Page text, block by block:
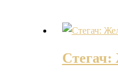
Стегач: